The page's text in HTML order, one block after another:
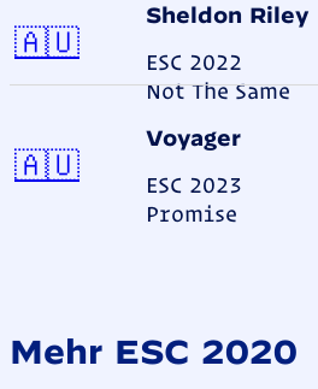
Sheldon Riley
ESC 2022
Not The Same
🇦🇺Australien
Voyager
ESC 2023
Promise
🇦🇺Australien
Mehr ESC 2020